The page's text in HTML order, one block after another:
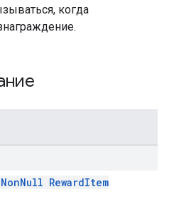
когда
NonNull RewardItem